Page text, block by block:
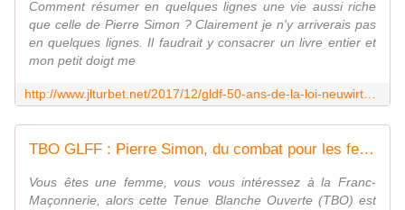
Comment résumer en quelques lignes une vie aussi riche
que celle de Pierre Simon ? Clairement je n'y arriverais pas
en quelques lignes. Il faudrait y consacrer un livre entier et
mon petit doigt me
TBO GLFF : Pierre Simon, du combat pour les femmes au droit de mourir dans la dignité, conférence d'Emmanuel Pierrat le jeudi 26 avril 2018 à Paris - Bloc notes de Jean-Laurent sur les Spiritualités
Vous êtes une femme, vous vous intéressez à la Franc-
Maçonnerie, alors cette Tenue Blanche Ouverte (TBO) est